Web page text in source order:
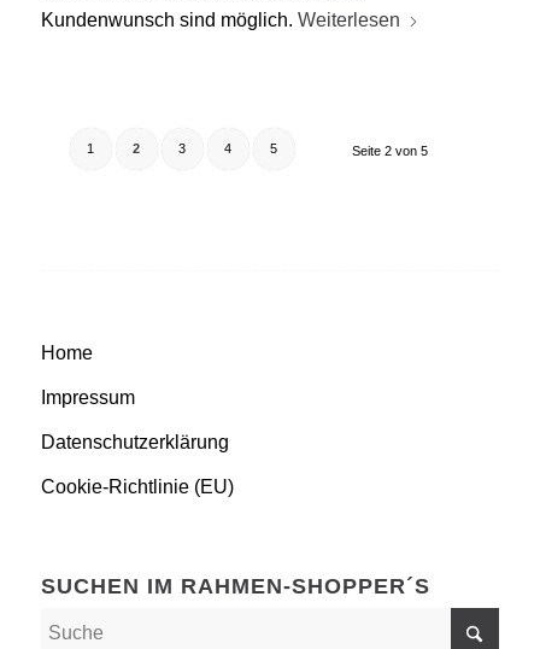
Kundenwunsch sind möglich. Weiterlesen
Seite 2 von 5
1 2 3 4 5
Home
Impressum
Datenschutzerklärung
Cookie-Richtlinie (EU)
SUCHEN IM RAHMEN-SHOPPER´S